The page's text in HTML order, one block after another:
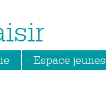
Espace jeunes